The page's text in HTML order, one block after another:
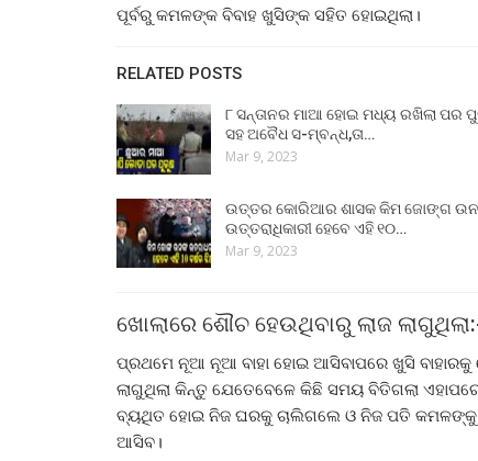
ପୂର୍ବରୁ କମଳଙ୍କ ବିବାହ ଖୁସିଙ୍କ ସହିତ ହୋଇଥିଲା।
RELATED POSTS
୮ ସନ୍ତାନର ମାଆ ହୋଇ ମଧ୍ୟ ରଖିଲା ପର
ସହ ଅବୈଧ ସ-ମ୍ବନ୍ଧ,ତା…
Mar 9, 2023
ଉତ୍ତର କୋରିଆର ଶାସକ କିମ ଜୋଙ୍ଗ
ଉତ୍ତରାଧିକାରୀ ହେବେ ଏହି ୧୦…
Mar 9, 2023
ଖୋଲାରେ ଶୌଚ ହେଉଥିବାରୁ ଲାଜ
ପ୍ରଥମେ ନୂଆ ନୂଆ ବାହା ହୋଇ ଆସିବାପରେ ଖୁସି
ଲାଗୁଥିଲା କିନ୍ତୁ ଯେତେବେଳେ କିଛି ସମୟ ବିତିଗଲା ଏହାପରେ
ବ୍ୟଥିତ ହୋଇ ନିଜ ଘରକୁ ଚାଲିଗଲେ ଓ ନିଜ ପତି କମଳଙ୍କୁ
ଆସିବ।